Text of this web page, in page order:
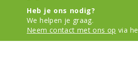
Heb je ons nodig?
We helpen je graag.
Neem contact met ons op via